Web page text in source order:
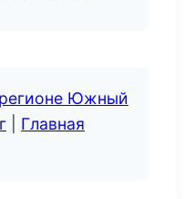
Южный
Главная